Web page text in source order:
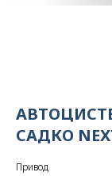
САДКО
Привод